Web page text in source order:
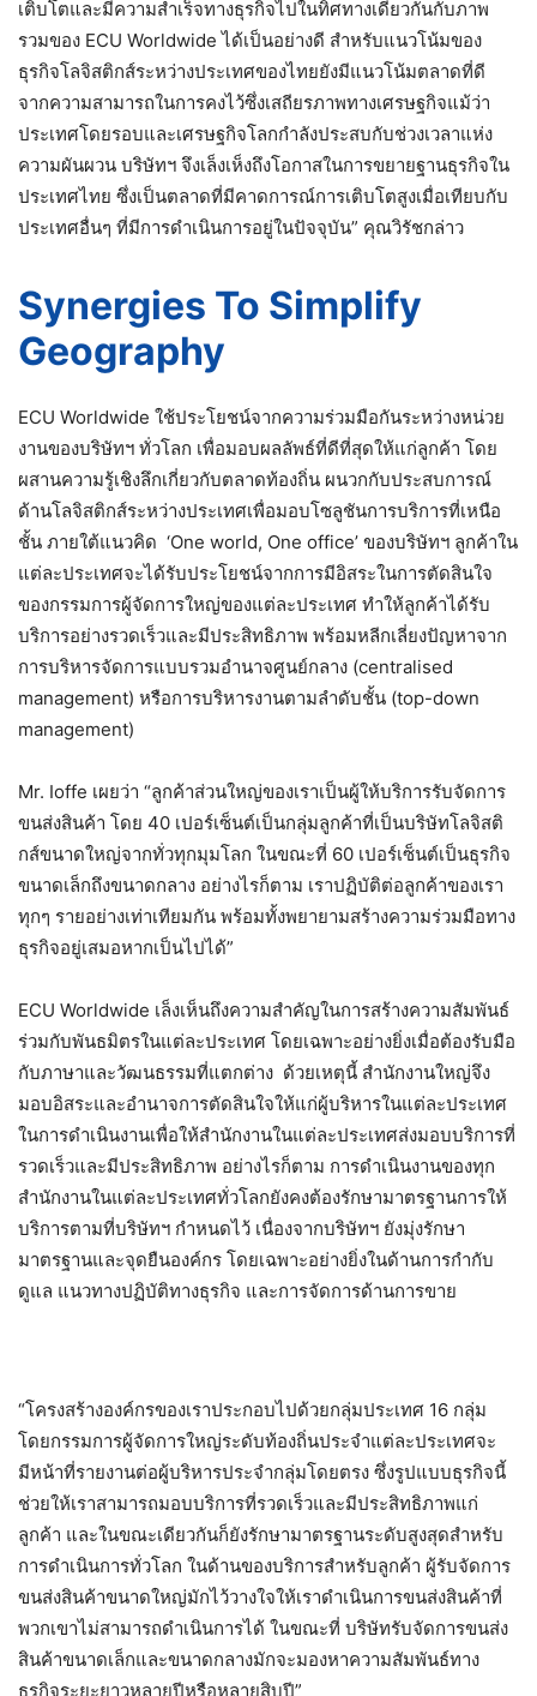
เติบโตและมีความสำเร็จทางธุรกิจไปในทิศทางเดียวกันกับภาพ
รวมของ ECU Worldwide ได้เป็นอย่างดี สำหรับแนวโน้มของ
ธุรกิจโลจิสติกส์ระหว่างประเทศของไทยยังมีแนวโน้มตลาดที่ดี
จากความสามารถในการคงไว้ซึ่งเสถียรภาพทางเศรษฐกิจแม้ว่า
ประเทศโดยรอบและเศรษฐกิจโลกกำลังประสบกับช่วงเวลาแห่ง
ความผันผวน บริษัทฯ จึงเล็งเห็งถึงโอกาสในการขยายฐานธุรกิจใน
ประเทศไทย ซึ่งเป็นตลาดที่มีคาดการณ์การเติบโตสูงเมื่อเทียบกับ
ประเทศอื่นๆ ที่มีการดำเนินการอยู่ในปัจจุบัน” คุณวิรัชกล่าว
Synergies To Simplify
Geography
ECU Worldwide ใช้ประโยชน์จากความร่วมมือกันระหว่างหน่วย
งานของบริษัทฯ ทั่วโลก เพื่อมอบผลลัพธ์ที่ดีที่สุดให้แก่ลูกค้า โดย
ผสานความรู้เชิงลึกเกี่ยวกับตลาดท้องถิ่น ผนวกกับประสบการณ์
ด้านโลจิสติกส์ระหว่างประเทศเพื่อมอบโซลูชันการบริการที่เหนือ
ชั้น ภายใต้แนวคิด ‘One world, One office’ ของบริษัทฯ ลูกค้าใน
แต่ละประเทศจะได้รับประโยชน์จากการมีอิสระในการตัดสินใจ
ของกรรมการผู้จัดการใหญ่ของแต่ละประเทศ ทำให้ลูกค้าได้รับ
บริการอย่างรวดเร็วและมีประสิทธิภาพ พร้อมหลีกเลี่ยงปัญหาจาก
การบริหารจัดการแบบรวมอำนาจศูนย์กลาง (centralised
management) หรือการบริหารงานตามลำดับชั้น (top-down
management)
Mr. Ioffe เผยว่า “ลูกค้าส่วนใหญ่ของเราเป็นผู้ให้บริการรับจัดการ
ขนส่งสินค้า โดย 40 เปอร์เซ็นต์เป็นกลุ่มลูกค้าที่เป็นบริษัทโลจิสติ
กส์ขนาดใหญ่จากทั่วทุกมุมโลก ในขณะที่ 60 เปอร์เซ็นต์เป็นธุรกิจ
ขนาดเล็กถึงขนาดกลาง อย่างไรก็ตาม เราปฏิบัติต่อลูกค้าของเรา
ทุกๆ รายอย่างเท่าเทียมกัน พร้อมทั้งพยายามสร้างความร่วมมือทาง
ธุรกิจอยู่เสมอหากเป็นไปได้”
ECU Worldwide เล็งเห็นถึงความสำคัญในการสร้างความสัมพันธ์
ร่วมกับพันธมิตรในแต่ละประเทศ โดยเฉพาะอย่างยิ่งเมื่อต้องรับมือ
กับภาษาและวัฒนธรรมที่แตกต่าง ด้วยเหตุนี้ สำนักงานใหญ่จึง
มอบอิสระและอำนาจการตัดสินใจให้แก่ผู้บริหารในแต่ละประเทศ
ในการดำเนินงานเพื่อให้สำนักงานในแต่ละประเทศส่งมอบบริการที่
รวดเร็วและมีประสิทธิภาพ อย่างไรก็ตาม การดำเนินงานของทุก
สำนักงานในแต่ละประเทศทั่วโลกยังคงต้องรักษามาตรฐานการให้
บริการตามที่บริษัทฯ กำหนดไว้ เนื่องจากบริษัทฯ ยังมุ่งรักษา
มาตรฐานและจุดยืนองค์กร โดยเฉพาะอย่างยิ่งในด้านการกำกับ
ดูแล แนวทางปฏิบัติทางธุรกิจ และการจัดการด้านการขาย
“โครงสร้างองค์กรของเราประกอบไปด้วยกลุ่มประเทศ 16 กลุ่ม
โดยกรรมการผู้จัดการใหญ่ระดับท้องถิ่นประจำแต่ละประเทศจะ
มีหน้าที่รายงานต่อผู้บริหารประจำกลุ่มโดยตรง ซึ่งรูปแบบธุรกิจนี้
ช่วยให้เราสามารถมอบบริการที่รวดเร็วและมีประสิทธิภาพแก่
ลูกค้า และในขณะเดียวกันก็ยังรักษามาตรฐานระดับสูงสุดสำหรับ
การดำเนินการทั่วโลก ในด้านของบริการสำหรับลูกค้า ผู้รับจัดการ
ขนส่งสินค้าขนาดใหญ่มักไว้วางใจให้เราดำเนินการขนส่งสินค้าที่
พวกเขาไม่สามารถดำเนินการได้ ในขณะที่ บริษัทรับจัดการขนส่ง
สินค้าขนาดเล็กและขนาดกลางมักจะมองหาความสัมพันธ์ทาง
ธุรกิจระยะยาวหลายปีหรือหลายสิบปี”